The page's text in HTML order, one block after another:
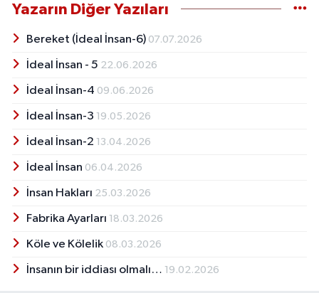
Yazarın Diğer Yazıları
Bereket (İdeal İnsan-6) 07.07.2026
İdeal İnsan - 5 22.06.2026
İdeal İnsan-4 09.06.2026
İdeal İnsan-3 19.05.2026
İdeal İnsan-2 13.04.2026
İdeal İnsan 06.04.2026
İnsan Hakları 25.03.2026
Fabrika Ayarları 18.03.2026
Köle ve Kölelik 08.03.2026
İnsanın bir iddiası olmalı… 19.02.2026